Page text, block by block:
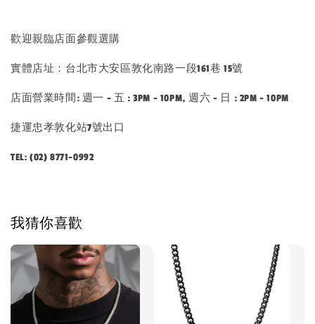
歡迎親臨店面參觀選購
實體店址：台北市大安區敦化南路一段161巷 15號
店面營業時間: 週一 - 五 : 3PM - 10PM, 週六 - 日 : 2PM - 10PM
捷運忠孝敦化站7號出口
TEL: (02) 8771-0992
我猜你喜歡